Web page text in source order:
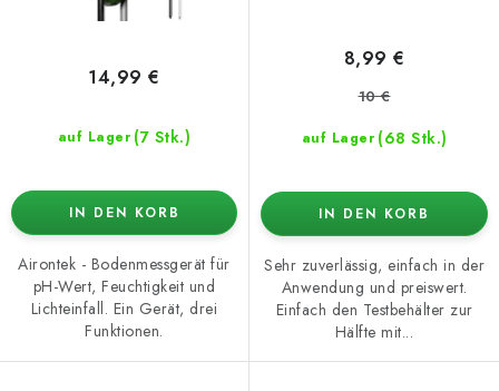
auf Lager (7 Stk.)
14,99 €
IN DEN KORB
Airontek - Bodenmessgerät für
pH-Wert, Feuchtigkeit und
Lichteinfall. Ein Gerät, drei
Funktionen.
auf Lager (68 Stk.)
8,99 €
10 €
IN DEN KORB
Sehr zuverlässig, einfach in der
Anwendung und preiswert.
Einfach den Testbehälter zur
Hälfte mit...